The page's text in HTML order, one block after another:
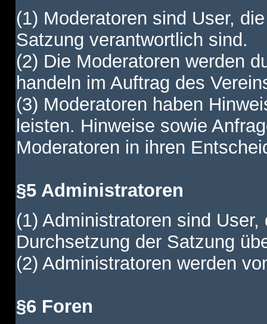
(1) Moderatoren sind User,
Satzung verantwortlich sind.
(2) Die Moderatoren werden
handeln im Auftrag des
(3) Moderatoren haben
leisten. Hinweise sowie
Moderatoren in ihren
§5 Administratoren
(1) Administratoren sind
Durchsetzung der Satzung
(2) Administratoren werden
§6 Foren